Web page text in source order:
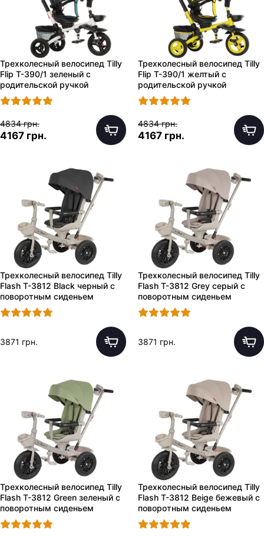
Трехколесный велосипед Tilly
Flip T-390/1 зеленый с
родительской ручкой
4834 грн.
4167 грн.
Трехколесный велосипед Tilly
Flip T-390/1 желтый с
родительской ручкой
4834 грн.
4167 грн.
Трехколесный велосипед Tilly
Flash T-3812 Black черный с
поворотным сиденьем
3871 грн.
Трехколесный велосипед Tilly
Flash T-3812 Grey серый с
поворотным сиденьем
3871 грн.
Трехколесный велосипед Tilly
Flash T-3812 Green зеленый с
поворотным сиденьем
Трехколесный велосипед Tilly
Flash T-3812 Beige бежевый с
поворотным сиденьем